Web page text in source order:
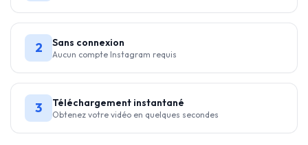
2 Sans connexion
Aucun compte Instagram requis
3 Téléchargement instantané
Obtenez votre vidéo en quelques secondes